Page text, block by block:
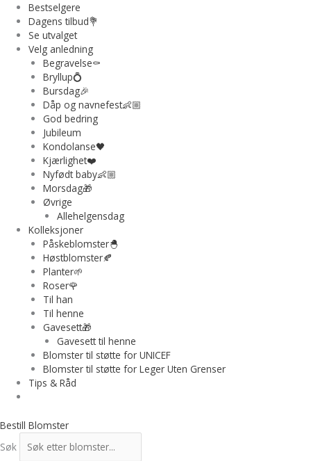
Bestselgere
Dagens tilbud💐
Se utvalget
Velg anledning
Begravelse⚰️
Bryllup💍
Bursdag🎉
Dåp og navnefest👶🏼
God bedring
Jubileum
Kondolanse🖤
Kjærlighet❤️
Nyfødt baby👶🏼
Morsdag🎁
Øvrige
Allehelgensdag
Kolleksjoner
Påskeblomster🐣
Høstblomster🍂
Planter🌱
Roser🌹
Til han
Til henne
Gavesett🎁
Gavesett til henne
Blomster til støtte for UNICEF
Blomster til støtte for Leger Uten Grenser
Tips & Råd
Bestill Blomster
Søk